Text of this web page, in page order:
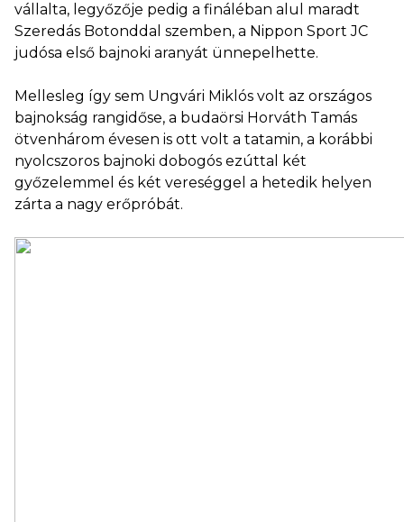
vállalta, legyőzője pedig a fináléban alul maradt
Szeredás Botonddal szemben, a Nippon Sport JC
judósa első bajnoki aranyát ünnepelhette.
Mellesleg így sem Ungvári Miklós volt az országos
bajnokság rangidőse, a budaörsi Horváth Tamás
ötvenhárom évesen is ott volt a tatamin, a korábbi
nyolcszoros bajnoki dobogós ezúttal két
győzelemmel és két vereséggel a hetedik helyen
zárta a nagy erőpróbát.